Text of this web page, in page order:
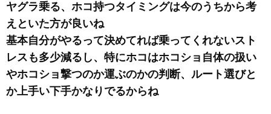
ヤグラ乗る、ホコ持つタイミングは今のうちから考
えといた方が良いね
基本自分がやるって決めてれば乗ってくれないスト
レスも多少減るし、特にホコはホコショ自体の扱い
やホコショ撃つのか運ぶのかの判断、ルート選びと
か上手い下手かなりでるからね